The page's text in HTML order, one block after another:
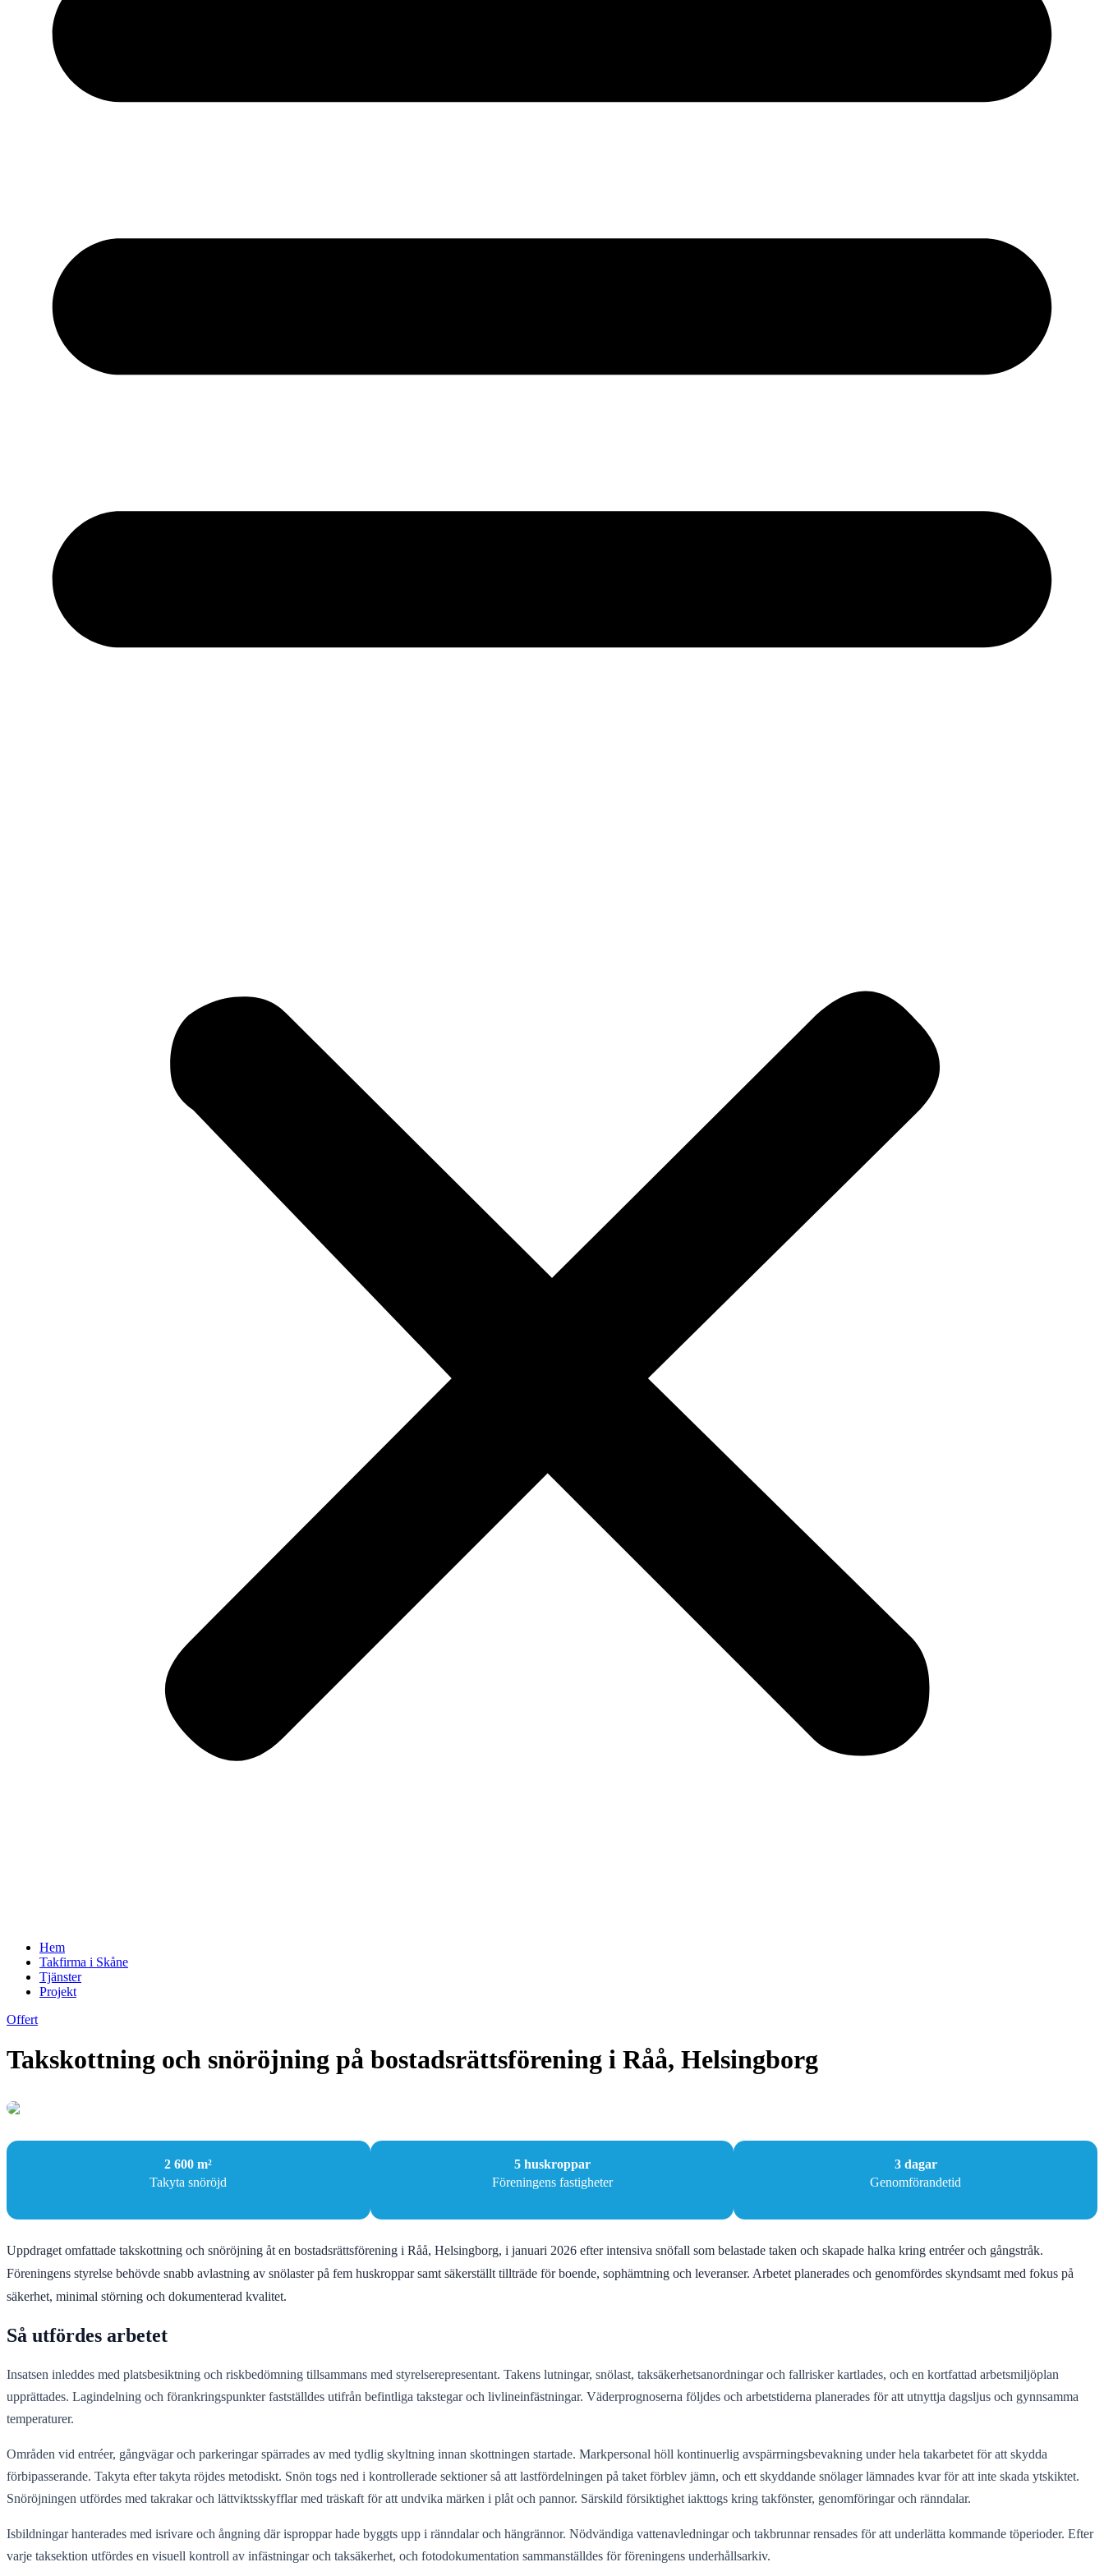
Hem
Takfirma i Skåne
Tjänster
Projekt
Offert
Takskottning och snöröjning på bostadsrättsförening i Råå, Helsingborg
2 600 m²
Takyta snöröjd
5 huskroppar
Föreningens fastigheter
3 dagar
Genomförandetid
Uppdraget omfattade takskottning och snöröjning åt en bostadsrättsförening i Råå, Helsingborg, i januari 2026 efter intensiva snöfall som belastade taken och skapade halka kring entréer och gångstråk.
Föreningens styrelse behövde snabb avlastning av snölaster på fem huskroppar samt säkerställt tillträde för boende, sophämtning och leveranser. Arbetet planerades och genomfördes skyndsamt med fokus på
säkerhet, minimal störning och dokumenterad kvalitet.
Så utfördes arbetet
Insatsen inleddes med platsbesiktning och riskbedömning tillsammans med styrelserepresentant. Takens lutningar, snölast, taksäkerhetsanordningar och fallrisker kartlades, och en kortfattad arbetsmiljöplan
upprättades. Lagindelning och förankringspunkter fastställdes utifrån befintliga takstegar och livlineinfästningar. Väderprognoserna följdes och arbetstiderna planerades för att utnyttja dagsljus och gynnsamma
temperaturer.
Områden vid entréer, gångvägar och parkeringar spärrades av med tydlig skyltning innan skottningen startade. Markpersonal höll kontinuerlig avspärrningsbevakning under hela takarbetet för att skydda
förbipasserande. Takyta efter takyta röjdes metodiskt. Snön togs ned i kontrollerade sektioner så att lastfördelningen på taket förblev jämn, och ett skyddande snölager lämnades kvar för att inte skada ytskiktet.
Snöröjningen utfördes med takrakar och lättviktsskyfflar med träskaft för att undvika märken i plåt och pannor. Särskild försiktighet iakttogs kring takfönster, genomföringar och ränndalar.
Isbildningar hanterades med isrivare och ångning där isproppar hade byggts upp i ränndalar och hängrännor. Nödvändiga vattenavledningar och takbrunnar rensades för att underlätta kommande töperioder. Efter
varje taksektion utfördes en visuell kontroll av infästningar och taksäkerhet, och fotodokumentation sammanställdes för föreningens underhållsarkiv.